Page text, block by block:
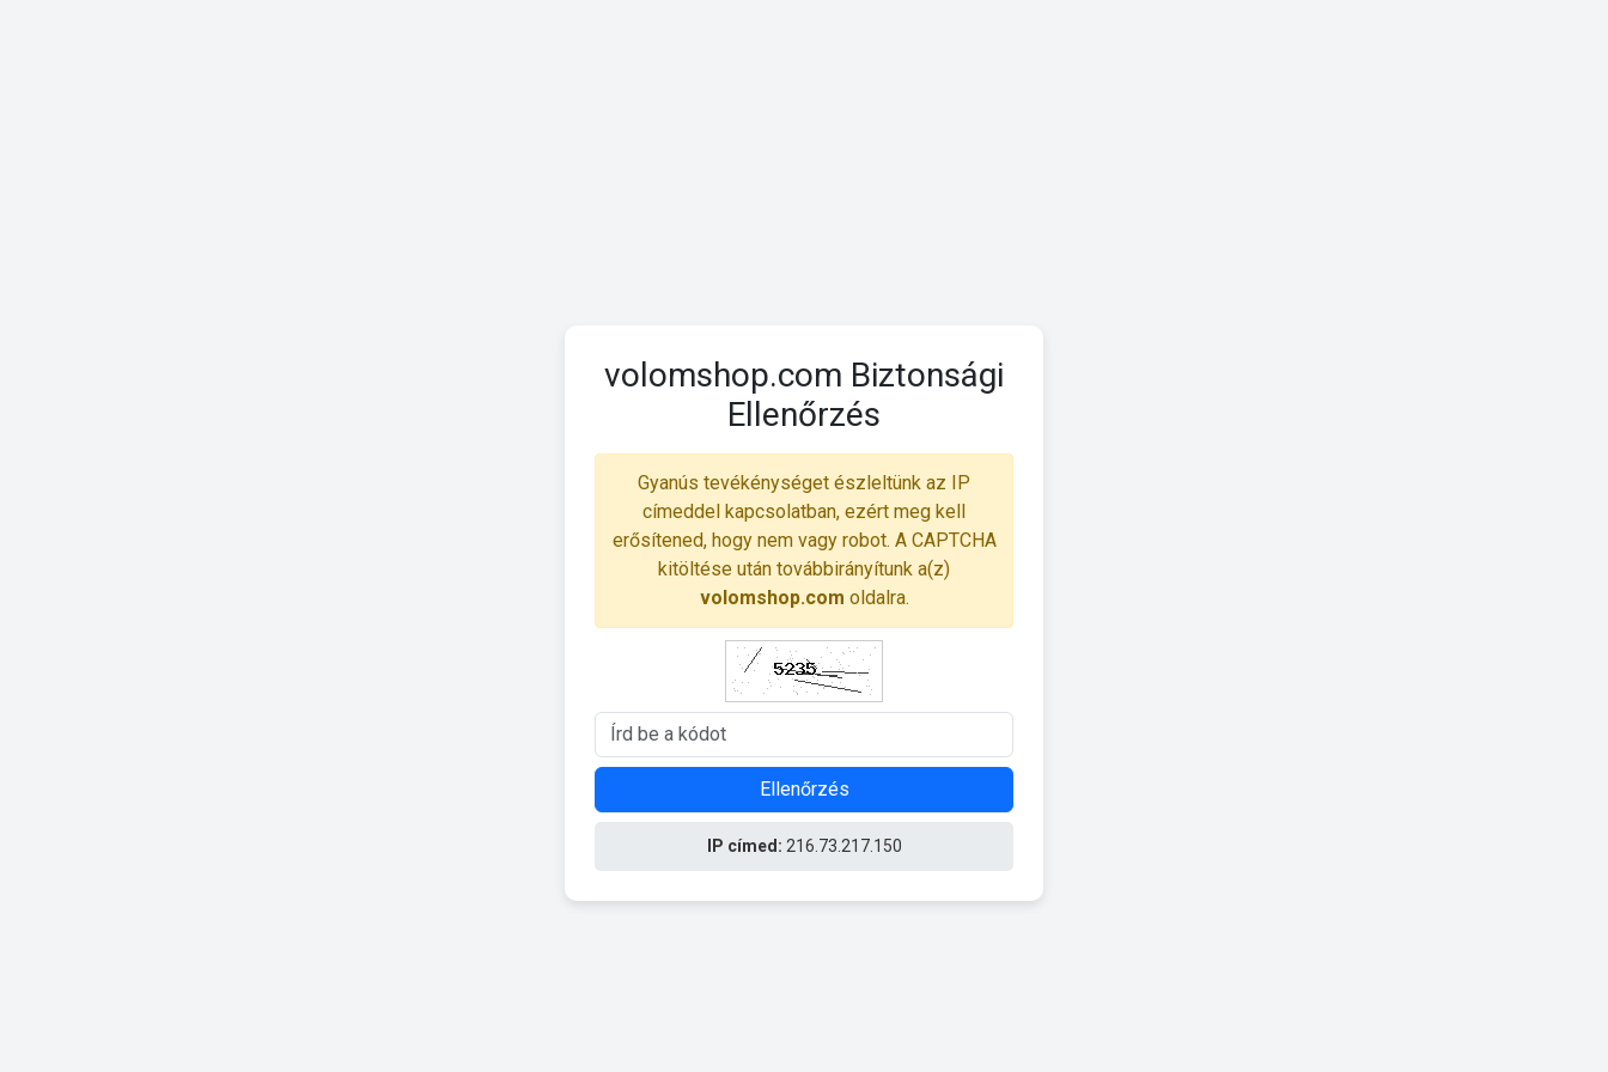
volomshop.com Biztonsági
Ellenőrzés
Gyanús tevékénységet észleltünk az IP
címeddel kapcsolatban, ezért meg kell
erősítened, hogy nem vagy robot. A CAPTCHA
kitöltése után továbbirányítunk a(z)
volomshop.com oldalra.
Ellenőrzés
IP címed: 216.73.217.150